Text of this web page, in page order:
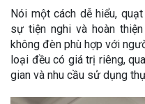
Nói một cách dễ hiểu,
sự tiện nghi và hoàn
không đèn phù hợp với
loại đều có giá trị riêng,
gian và nhu cầu sử dụng